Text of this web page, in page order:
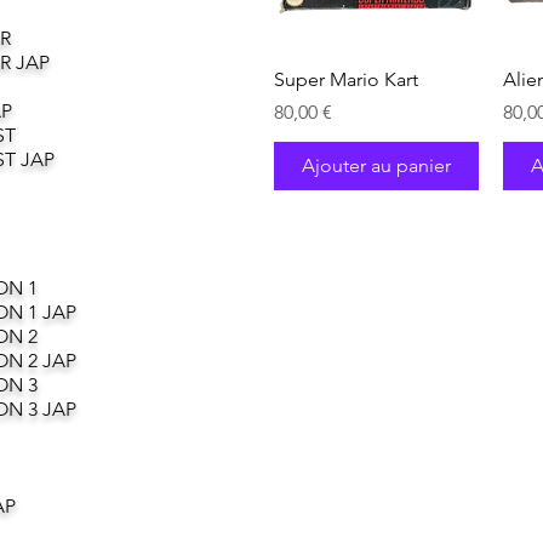
Aperçu rapide
Super Mario Kart
Prix
80,00 €
Ajouter au panier
Prix
JAP
JAP
1
1 JAP
2
2 JAP
3
3 JAP